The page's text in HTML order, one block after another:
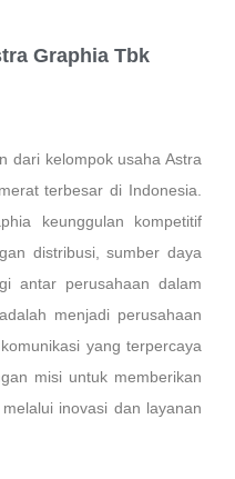
Graphia Tbk
dari kelompok usaha Astra
terbesar di Indonesia.
keunggulan kompetitif
distribusi, sumber daya
antar perusahaan dalam
menjadi perusahaan
yang terpercaya
misi untuk memberikan
inovasi dan layanan